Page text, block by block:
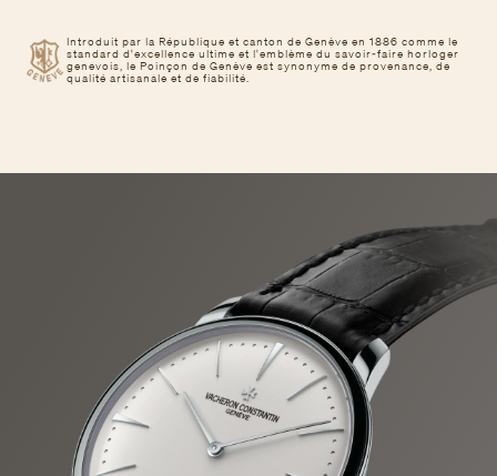
Introduit par la République et canton de Genève en 1886 comme le
standard d'excellence ultime et l'emblème du savoir-faire horloger
genevois, le Poinçon de Genève est synonyme de provenance, de
qualité artisanale et de fiabilité.